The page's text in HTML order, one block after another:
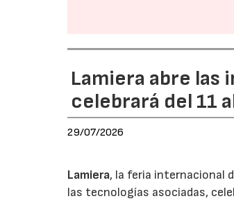
Lamiera abre las
celebrará del 11
29/07/2026
Lamiera, la feria internacional
las tecnologías asociadas,